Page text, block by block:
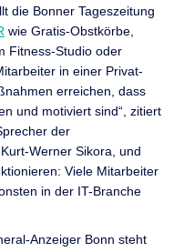
die Bonner Tageszeitung
wie Gratis-Obstkörbe,
Fitness-Studio oder
in einer Privat-
erreichen, dass
und motiviert sind“, zitiert
der
Werner Sikora, und
Viele Mitarbeiter
in der IT-Branche
Anzeiger Bonn steht